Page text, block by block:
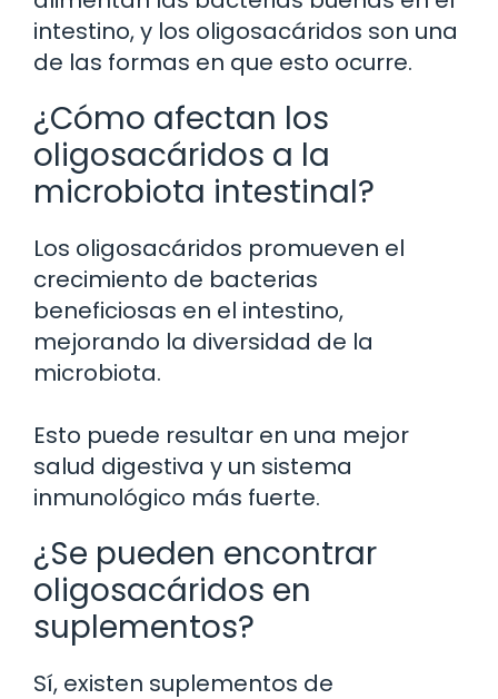
intestino, y los oligosacáridos son una
de las formas en que esto ocurre.
¿Cómo afectan los
oligosacáridos a la
microbiota intestinal?
Los oligosacáridos promueven el
crecimiento de bacterias
beneficiosas en el intestino,
mejorando la diversidad de la
microbiota.
Esto puede resultar en una mejor
salud digestiva y un sistema
inmunológico más fuerte.
¿Se pueden encontrar
oligosacáridos en
suplementos?
Sí, existen suplementos de